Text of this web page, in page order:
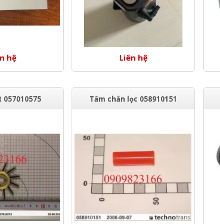
hệ Liên hệ
Tấm chắn lọc 058910151